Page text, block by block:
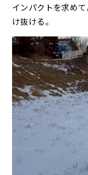
インパクトを求め
け抜ける。